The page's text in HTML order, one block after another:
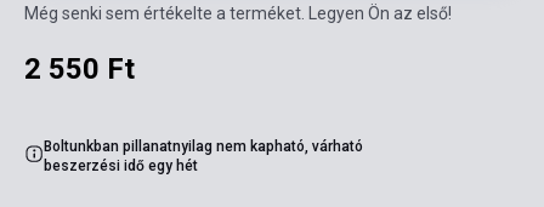
Még senki sem értékelte a terméket. Legyen Ön az első!
2 550 Ft
Boltunkban pillanatnyilag nem kapható, várható
beszerzési idő egy hét